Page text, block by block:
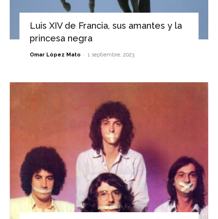
Luis XIV de Francia, sus amantes y la
princesa negra
Omar López Mato - 1 septiembre, 2023